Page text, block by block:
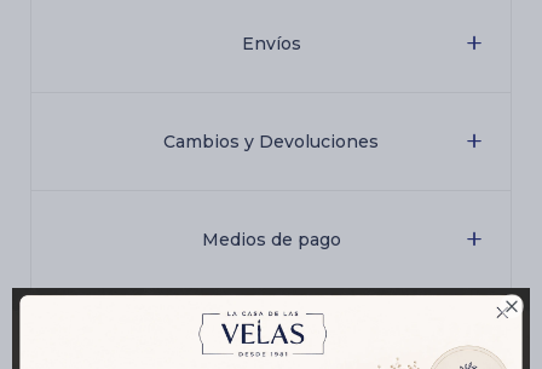

Envíos
Cambios y Devoluciones
Medios de pago
Características